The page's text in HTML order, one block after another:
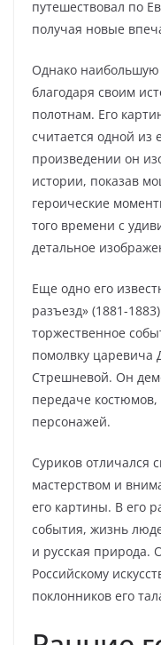
путешествовал по
получая новые
Однако наибольшую
благодаря своим
полотнам. Его
считается одной из
произведении он
истории, показав
героические
того времени с
детальное
Еще одно его
разъезд» (1881-
торжественное
помолвку царевича
Стрешневой. Он
передаче
персонажей.
Суриков отличался
мастерством и
его картины. В его
события, жизнь
и русская природа.
Российскому
поклонников его